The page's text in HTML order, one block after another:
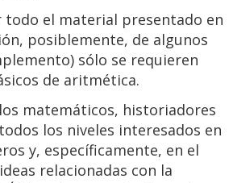
todo el material presentado en
posiblemente, de algunos
sólo se requieren
de aritmética.
matemáticos, historiadores
los niveles interesados en
y, específicamente, en el
relacionadas con la